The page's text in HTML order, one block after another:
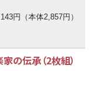
円（本体2,857円）
の伝承（2枚組）